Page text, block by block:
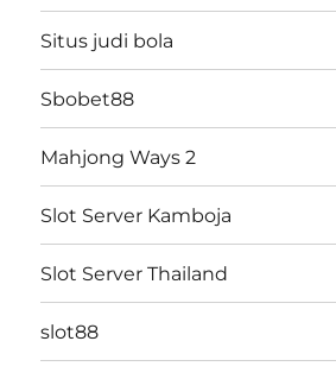
Situs judi bola
Sbobet88
Mahjong Ways 2
Slot Server Kamboja
Slot Server Thailand
slot88